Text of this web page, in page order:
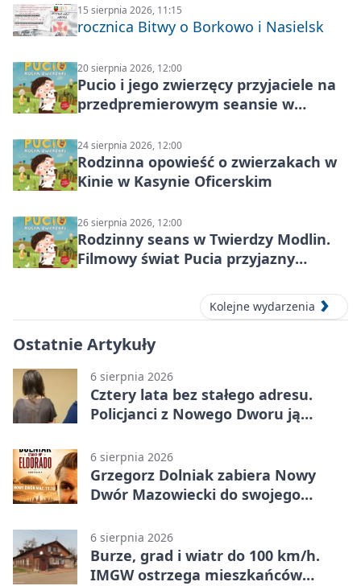
15 sierpnia 2026, 11:15
rocznica Bitwy o Borkowo i Nasielsk
20 sierpnia 2026, 12:00
Pucio i jego zwierzęcy przyjaciele na
przedpremierowym seansie w
24 sierpnia 2026, 12:00
Rodzinna opowieść o zwierzakach w
Kinie w Kasynie Oficerskim
26 sierpnia 2026, 12:00
Rodzinny seans w Twierdzy Modlin.
Filmowy świat Pucia przyjazny
Kolejne wydarzenia
Ostatnie Artykuły
6 sierpnia 2026
Cztery lata bez stałego adresu.
Policjanci z Nowego Dworu ją
6 sierpnia 2026
Grzegorz Dolniak zabiera Nowy
Dwór Mazowiecki do swojego
6 sierpnia 2026
Burze, grad i wiatr do 100 km/h.
IMGW ostrzega mieszkańców